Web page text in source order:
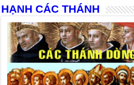
HẠNH CÁC THÁNH